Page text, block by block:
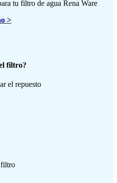
tu filtro de agua Rena Ware
>
filtro?
el repuesto
filtro